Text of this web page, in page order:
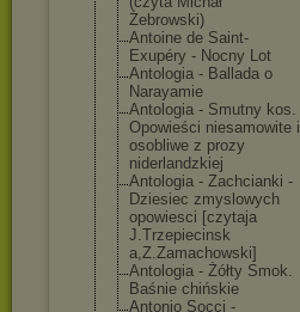
Żebrowski)
Antoine de Saint-
Exupéry - Nocny Lot
Antologia - Ballada o
Narayamie
Antologia - Smutny kos.
Opowieści niesamowite i
osobliwe z prozy
niderlandzkiej
Antologia - Zachcianki -
Dziesiec zmyslowych
opowiesci [czytaja
J.Trzepiecinsk
a,Z.Zamachowski]
Antologia - Żółty Smok.
Baśnie chińskie
Antonio Socci -